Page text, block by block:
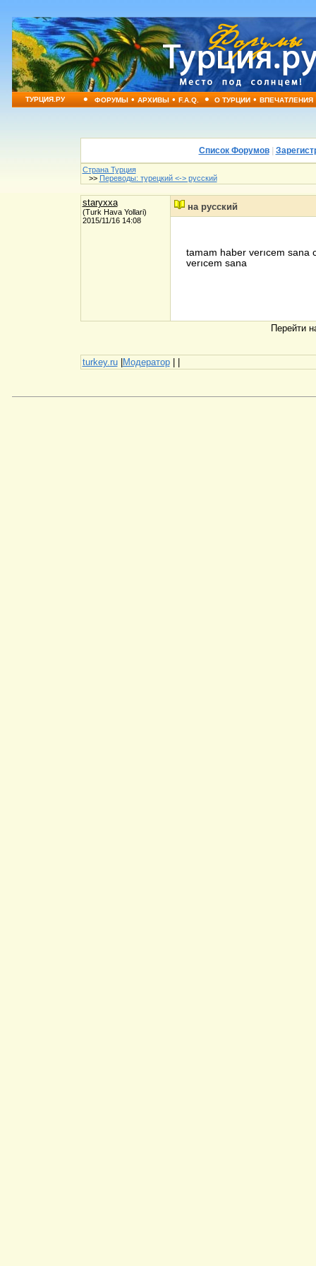
ТУРЦИЯ.РУ • ФОРУМЫ•АРХИВЫ•F.A.Q. • О ТУРЦИИ•ВПЕЧАТЛЕНИЯ
Список Форумов|
Страна Турция
>> Переводы: турецкий <-> русский
staryxxa
(Turk Hava Yollari)
2015/11/16 14:08
на русский
tamam haber verıcem sana
verıcem sana
Перейти
turkey.ru|Модератор| |